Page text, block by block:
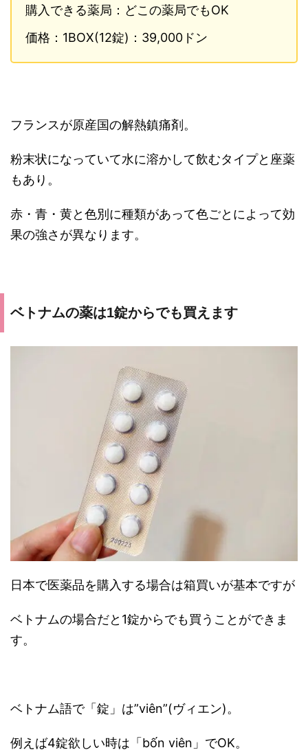
購入できる薬局：どこの薬局でもOK
価格：1BOX(12錠)：39,000ドン
フランスが原産国の解熱鎮痛剤。
粉末状になっていて水に溶かして飲むタイプと座薬
もあり。
赤・青・黄と色別に種類があって色ごとによって効
果の強さが異なります。
ベトナムの薬は1錠からでも買えます
日本で医薬品を購入する場合は箱買いが基本ですが
ベトナムの場合だと1錠からでも買うことができま
す。
ベトナム語で「錠」は”viên”(ヴィエン)。
例えば4錠欲しい時は「 bốn viên」でOK。